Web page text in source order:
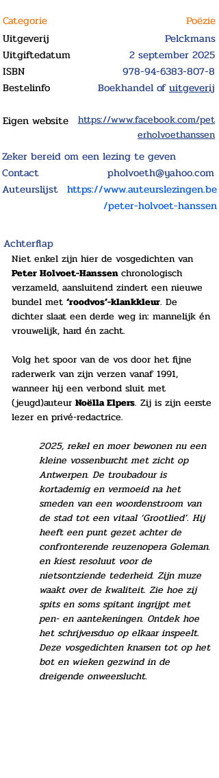
Categorie
Poëzie
Uitgeverij
Pelckmans
Uitgiftedatum
2 september 2025
ISBN
978-94-6383-807-8
Bestelinfo
Boekhandel ofuitgeverij
Eigen website
https://www.facebook.com/pet
erholvoethanssen
Zeker bereid om een lezing te geven
Contact
pholvoeth@yahoo.com
Auteurslijst https://www.auteurslezingen.be
/peter-holvoet-hanssen
Achterflap
Niet enkel zijn hier de vosgedichten van
Peter Holvoet-Hanssen chronologisch
verzameld, aansluitend zindert een nieuwe
bundel met ‘roodvos’-klankkleur. De
dichter slaat een derde weg in: mannelijk én
vrouwelijk, hard én zacht.
Volg het spoor van de vos door het fijne
raderwerk van zijn verzen vanaf 1991,
wanneer hij een verbond sluit met
(jeugd)auteur Noëlla Elpers. Zij is zijn eerste
lezer en privé-redactrice.
2025, rekel en moer bewonen nu een
kleine vossenburcht met zicht op
Antwerpen. De troubadour is
kortademig en vermoeid na het
smeden van een woordenstroom van
de stad tot een vitaal ‘Grootlied’. Hij
heeft een punt gezet achter de
confronterende reuzenopera Goleman.
en kiest resoluut voor de
nietsontziende tederheid. Zijn muze
waakt over de kwaliteit. Zie hoe zij
spits en soms spitant ingrijpt met
pen- en aantekeningen. Ontdek hoe
het schrijversduo op elkaar inspeelt.
Deze vosgedichten knarsen tot op het
bot en wieken gezwind in de
dreigende onweerslucht.